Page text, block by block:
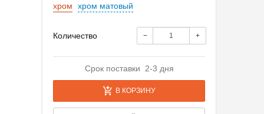
хром
хром матовый
Количество − +
Срок поставки 2-3 дня
В КОРЗИНУ